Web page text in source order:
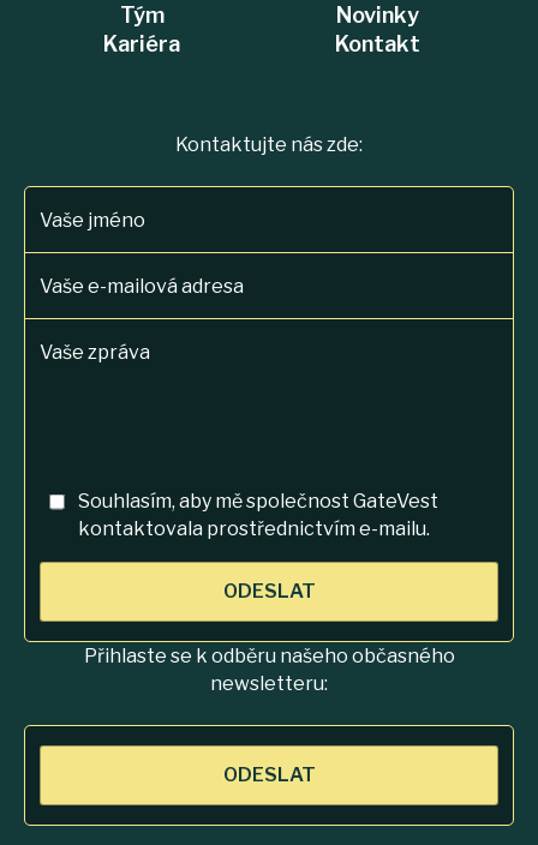
Tým
Novinky
Kariéra
Kontakt
Kontaktujte nás zde:
Vaše jméno
Vaše e-mailová adresa
Vaše zpráva
Souhlasím, aby mě společnost GateVest
kontaktovala prostřednictvím e-mailu.
ODESLAT
Přihlaste se k odběru našeho občasného
newsletteru:
ODESLAT